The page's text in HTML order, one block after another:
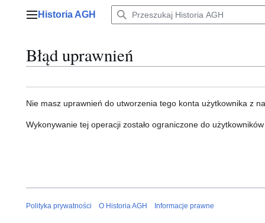
Menu główne
Historia AGH
Błąd uprawnień
Nie masz uprawnień do utworzenia tego konta użytkownika z
Wykonywanie tej operacji zostało ograniczone do
Polityka prywatności O Historia AGH Informacje prawne